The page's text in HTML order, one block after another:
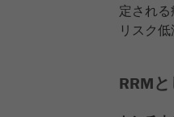
定され
リスク
RRM